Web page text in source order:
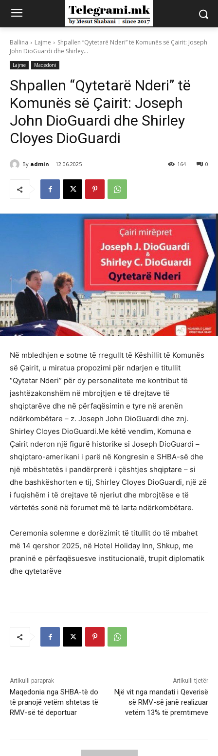
Ballina Lajme
Shpallen “Qytetarë Nderi” të Komunës së Çairit: Joseph
John DioGuardi dhe Shirley...
Lajme Maqedoni
Shpallen “Qytetarë Nderi” të
Komunës së Çairit: Joseph
John DioGuardi dhe Shirley
Cloyes DioGuardi
By admin 12.06.2025 0
164
Në mbledhjen e sotme të rregullt të Këshillit të Komunës
së Çairit, u miratua propozimi për ndarjen e titullit
“Qytetar Nderi” për dy personalitete me kontribut të
jashtëzakonshëm në mbrojtjen e të drejtave të
shqiptarëve dhe në përfaqësimin e tyre në arenën
ndërkombëtare – z. Joseph John DioGuardi dhe znj.
Shirley Cloyes DioGuardi.Me këtë vendim, Komuna e
Çairit nderon një figurë historike si Joseph DioGuardi –
shqiptaro-amerikani i parë në Kongresin e SHBA-së dhe
një mbështetës i pandërprerë i çështjes shqiptare – si
dhe bashkëshorten e tij, Shirley Cloyes DioGuardi, një zë
i fuqishëm i të drejtave të njeriut dhe mbrojtëse e të
vërtetës sonë në forumet më të larta ndërkombëtare.
Ceremonia solemne e dorëzimit të titullit do të mbahet
më 14 qershor 2025, në Hotel Holiday Inn, Shkup, me
praninë e përfaqësuesve institucionalë, trupit diplomatik
dhe qytetarëve
Artikulli paraprak
Maqedonia nga SHBA-të do
të pranojë vetëm shtetas të
RMV-së të deportuar
Artikulli tjetër
Një vit nga mandati i Qeverisë
së RMV-së janë realizuar
vetëm 13% të premtimeve